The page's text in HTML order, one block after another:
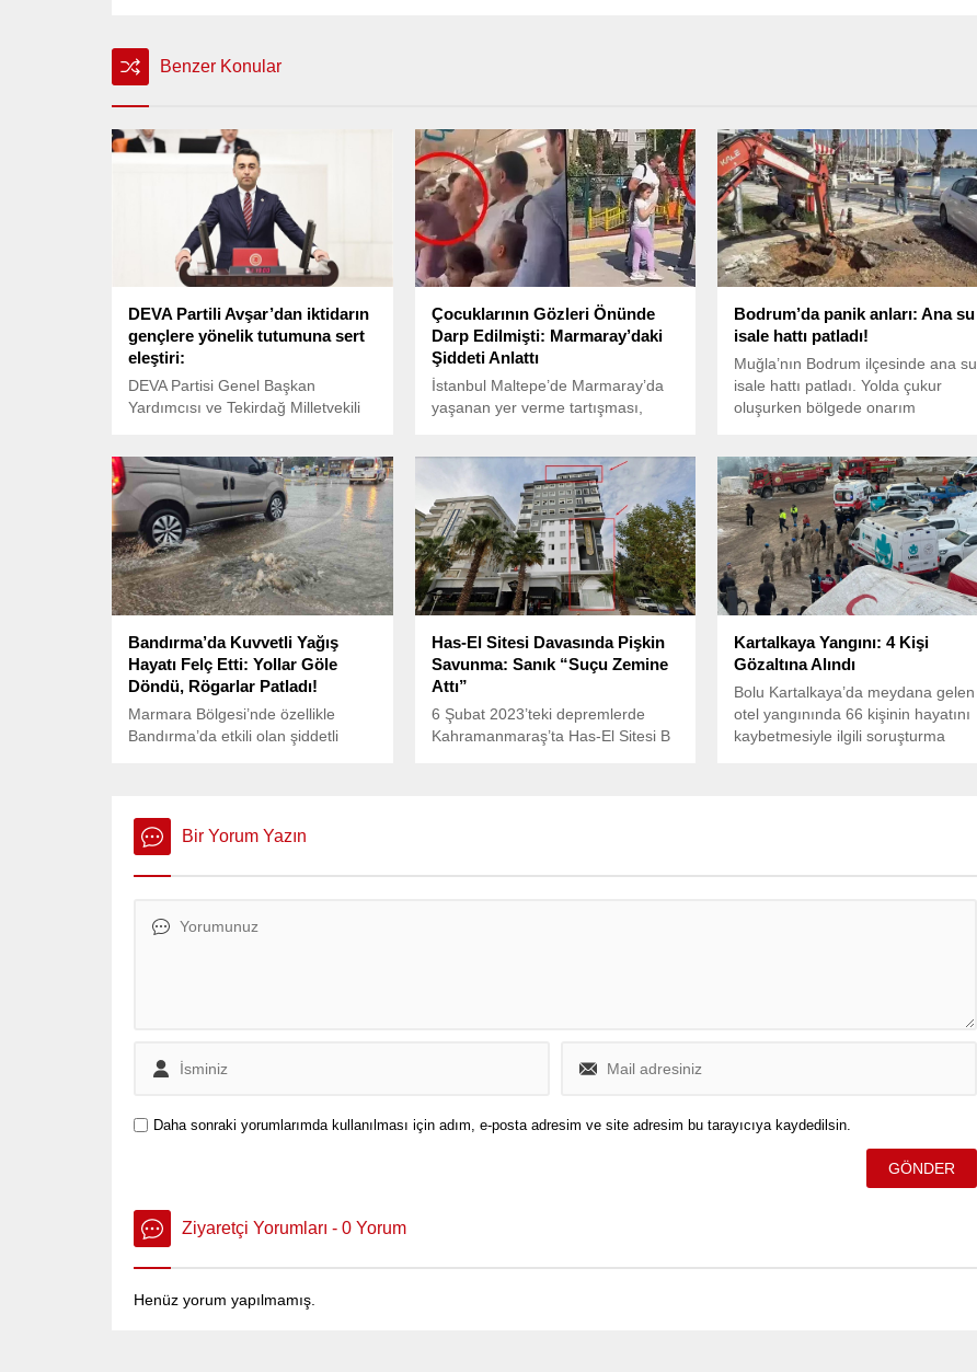
Benzer Konular
DEVA Partili Avşar’dan iktidarın
gençlere yönelik tutumuna sert
eleştiri:
DEVA Partisi Genel Başkan
Yardımcısı ve Tekirdağ Milletvekili
Kanun Hükmünde Kararnamelerde
Değişiklik Yapılmasına Dair Kanun
Teklifi’nin 18’inci maddesi üzerine
Yeni Yol Grubu adına söz aldı.
Çocuklarının Gözleri Önünde
Darp Edilmişti: Marmaray’daki
Şiddeti Anlattı
İstanbul Maltepe’de Marmaray’da
yaşanan yer verme tartışması,
E.’nin burnu kırıldı. Olay, Türkiye
genelinde büyük tepki topladı.
Bodrum’da panik anları: Ana su
isale hattı patladı!
Muğla’nın Bodrum ilçesinde ana su
isale hattı patladı. Yolda çukur
oluşurken bölgede onarım
Bandırma’da Kuvvetli Yağış
Hayatı Felç Etti: Yollar Göle
Döndü, Rögarlar Patladı!
Marmara Bölgesi’nde özellikle
Bandırma’da etkili olan şiddetli
Has-El Sitesi Davasında Pişkin
Savunma: Sanık “Suçu Zemine
Attı”
6 Şubat 2023’teki depremlerde
Kahramanmaraş’ta Has-El Sitesi B
Kartalkaya Yangını: 4 Kişi
Gözaltına Alındı
Bolu Kartalkaya’da meydana gelen
otel yangınında 66 kişinin hayatını
kaybetmesiyle ilgili soruşturma
Bir Yorum Yazın
Daha sonraki yorumlarımda kullanılması için adım, e-posta adresim ve site adresim bu tarayıcıya kaydedilsin.
Ziyaretçi Yorumları - 0 Yorum
Henüz yorum yapılmamış.